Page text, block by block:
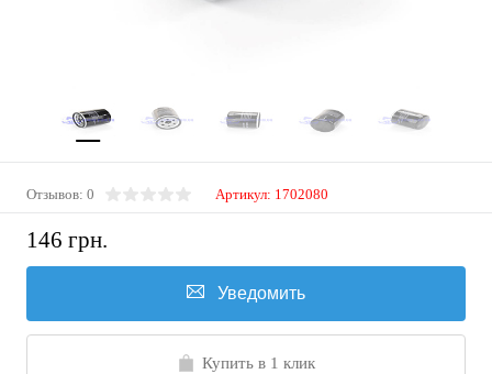
Отзывов: 0 Артикул: 1702080
146 грн.
Уведомить
Купить в 1 клик